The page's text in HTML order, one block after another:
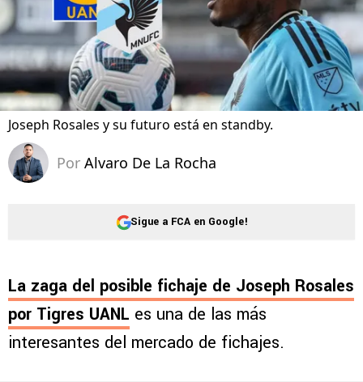
Joseph Rosales y su futuro está en standby.
Por Alvaro De La Rocha
Sigue a FCA en Google!
La zaga del posible fichaje de Joseph Rosales
por Tigres UANL es una de las más
interesantes del mercado de fichajes.